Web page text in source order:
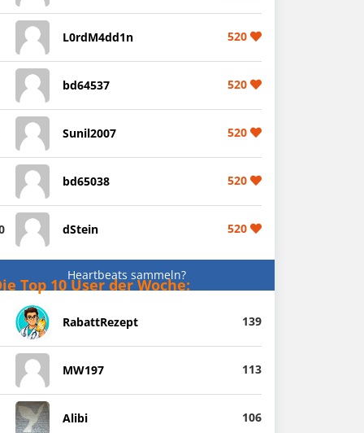
L0rdM4dd1n 520
bd64537 520
Sunil2007 520
bd65038 520
dStein 520
Heartbeats sammeln?
Top 10 User der Woche:
RabattRezept 139
MW197 113
Alibi 106